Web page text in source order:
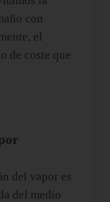
con
el
de coste que
del vapor es
del medio